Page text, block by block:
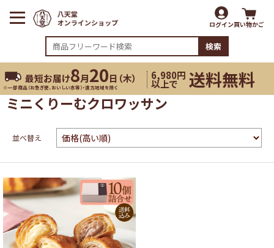
ログイン買い物かご
検索
最短お届け8月20日（木）
※一部商品（お急ぎ便、おいしい水等）・遠方地域を除く
6,980円
以上で 送料無料
ミニくりーむクロワッサン
並べ替え